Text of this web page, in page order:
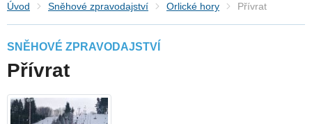
Úvod Sněhové zpravodajství Orlické hory Přívrat
SNĚHOVÉ ZPRAVODAJSTVÍ
Přívrat